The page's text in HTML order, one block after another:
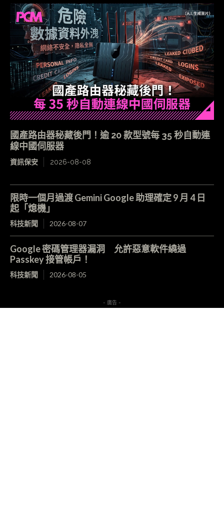
國產路由器秘藏後門！逾 20 款型號每 35 秒自動連
線中國伺服器
資訊保安 2026-08-08
限時一個月過渡 Gemini Google 助理確定 9 月 4 日
起「熄機」
科技新聞 2026-08-07
Google 密碼管理器漏洞 允許惡意軟件繞過
Passkey 接管帳戶！
科技新聞 2026-08-05
- 廣告 -